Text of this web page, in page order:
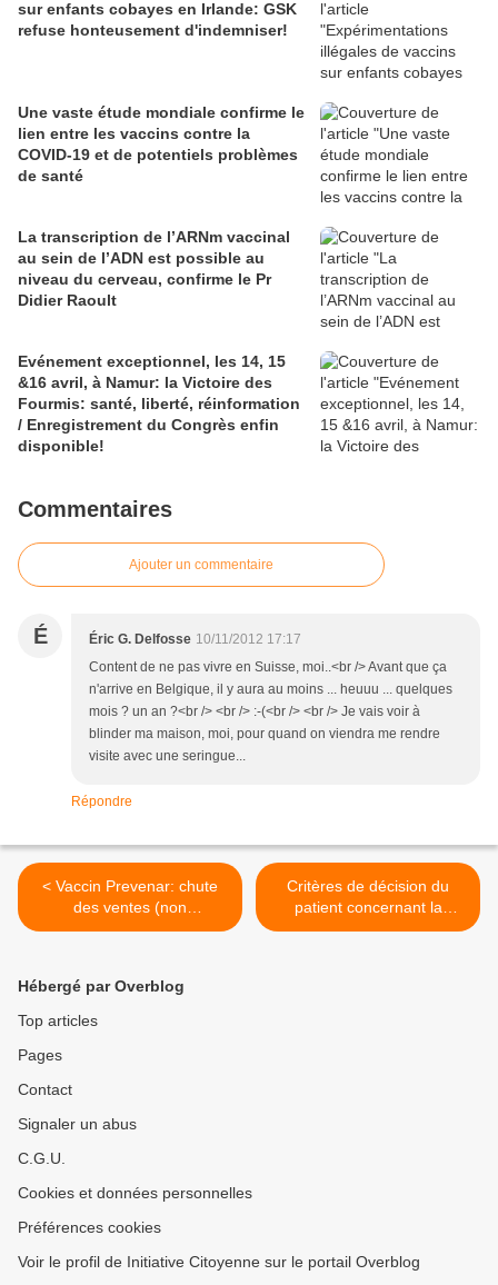
sur enfants cobayes en Irlande: GSK
refuse honteusement d'indemniser!
Une vaste étude mondiale confirme le
lien entre les vaccins contre la
COVID-19 et de potentiels problèmes
de santé
La transcription de l’ARNm vaccinal
au sein de l’ADN est possible au
niveau du cerveau, confirme le Pr
Didier Raoult
Evénement exceptionnel, les 14, 15
&16 avril, à Namur: la Victoire des
Fourmis: santé, liberté, réinformation
/ Enregistrement du Congrès enfin
disponible!
Commentaires
Ajouter un commentaire
É Éric G. Delfosse 10/11/2012 17:17
Content de ne pas vivre en Suisse, moi..<br /> Avant que ça
n'arrive en Belgique, il y aura au moins ... heuuu ... quelques
mois ? un an ?<br /> <br /> :-(<br /> <br /> Je vais voir à
blinder ma maison, moi, pour quand on viendra me rendre
visite avec une seringue...
Répondre
< Vaccin Prevenar: chute
des ventes (non
surprenante)
Critères de décision du
patient concernant la
vaccination contre la grippe
Hébergé par Overblog
Top articles
Pages
Contact
Signaler un abus
C.G.U.
Cookies et données personnelles
Préférences cookies
Voir le profil de Initiative Citoyenne sur le portail Overblog